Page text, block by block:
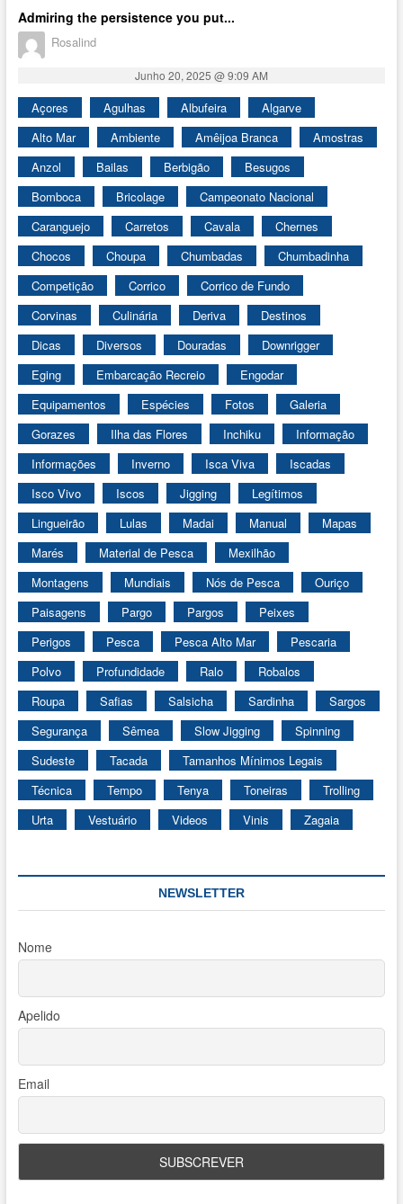
Admiring the persistence you put...
Rosalind
Junho 20, 2025 @ 9:09 AM
Açores Agulhas Albufeira
Algarve
Alto Mar
Ambiente Amêijoa Branca
Amostras
Anzol
Bailas Berbigão
Besugos
Bomboca
Bricolage
Campeonato Nacional
Caranguejo
Carretos Cavala
Chernes
Chocos
Choupa Chumbadas
Chumbadinha
Competição
Corrico
Corrico de Fundo
Corvinas
Culinária Deriva
Destinos
Dicas
Diversos Douradas
Downrigger
Eging
Embarcação Recreio
Engodar
Equipamentos
Espécies Fotos
Galeria
Gorazes
Ilha das Flores Inchiku
Informação
Informações
Inverno Isca Viva
Iscadas
Isco Vivo
Iscos Jigging
Legítimos
Lingueirão
Lulas Madai Manual
Mapas
Marés
Material de Pesca
Mexilhão
Montagens
Mundiais Nós de Pesca
Ouriço
Paisagens
Pargo Pargos
Peixes
Perigos
Pesca Pesca Alto Mar
Pescaria
Polvo
Profundidade Ralo
Robalos
Roupa
Safias Salsicha Sardinha
Sargos
Segurança
Sêmea Slow Jigging
Spinning
Sudeste
Tacada
Tamanhos Mínimos Legais
Técnica
Tempo Tenya Toneiras
Trolling
Urta
Vestuário Videos Vinis Zagaia
NEWSLETTER
Nome
Apelido
Email